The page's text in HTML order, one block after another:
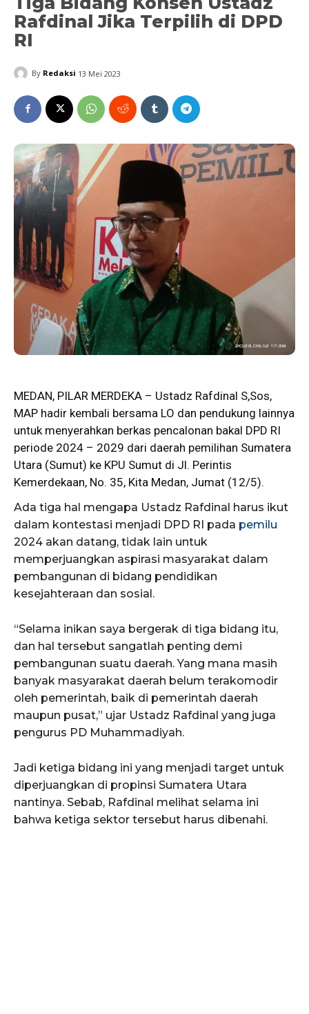
Rafdinal Jika Terpilih di DPD
RI
By Redaksi 13 Mei 2023
MEDAN, PILAR MERDEKA – Ustadz Rafdinal S,Sos,
MAP hadir kembali bersama LO dan pendukung lainnya
untuk menyerahkan berkas pencalonan bakal DPD RI
periode 2024 – 2029 dari daerah pemilihan Sumatera
Utara (Sumut) ke KPU Sumut di Jl. Perintis
Kemerdekaan, No. 35, Kita Medan, Jumat (12/5).
Ada tiga hal mengapa Ustadz Rafdinal harus ikut
dalam kontestasi menjadi DPD RI pada pemilu
2024 akan datang, tidak lain untuk
memperjuangkan aspirasi masyarakat dalam
pembangunan di bidang pendidikan
kesejahteraan dan sosial.
“Selama inikan saya bergerak di tiga bidang itu,
dan hal tersebut sangatlah penting demi
pembangunan suatu daerah. Yang mana masih
banyak masyarakat daerah belum terakomodir
oleh pemerintah, baik di pemerintah daerah
maupun pusat,” ujar Ustadz Rafdinal yang juga
pengurus PD Muhammadiyah.
Jadi ketiga bidang ini yang menjadi target untuk
diperjuangkan di propinsi Sumatera Utara
nantinya. Sebab, Rafdinal melihat selama ini
bahwa ketiga sektor tersebut harus dibenahi.